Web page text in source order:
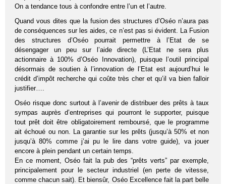
On a tendance tous à confondre entre l’un et l’autre.
Quand vous dites que la fusion des structures d’Oséo n’aura pas
de conséquences sur les aides, ce n’est pas si évident. La Fusion
des structures d’Oséo pourrait permettre à l’Etat de se
désengager un peu sur l’aide directe (L’Etat ne sera plus
actionnaire à 100% d’Oséo Innovation), puisque l’outil principal
désormais de soutien à l’innovation de l’Etat est aujourd’hui le
crédit d’impôt recherche qui coûte très cher et qu’il va bien falloir
justifier….
Oséo risque donc surtout à l’avenir de distribuer des prêts à taux
sympas auprès d’entreprises qui pourront le supporter, puisque
tout prêt doit être obligatoirement remboursé, que le programme
ait échoué ou non. La garantie sur les prêts (jusqu’à 50% et non
jusqu’à 80% comme j’ai pu le lire dans votre guide), va jouer
encore à plein pendant un certain temps.
En ce moment, Oséo fait la pub des “prêts verts” par exemple,
principalement pour le secteur industriel (en perte de vitesse,
comme chacun sait). Et biensûr, Oséo Excellence fait la part belle